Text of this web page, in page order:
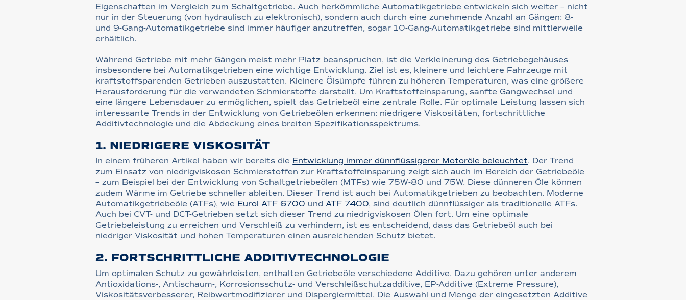
Eigenschaften im Vergleich zum Schaltgetriebe. Auch herkömmliche Automatikgetriebe entwickeln sich weiter – nicht
nur in der Steuerung (von hydraulisch zu elektronisch), sondern auch durch eine zunehmende Anzahl an Gängen: 8-
und 9-Gang-Automatikgetriebe sind immer häufiger anzutreffen, sogar 10-Gang-Automatikgetriebe sind mittlerweile
erhältlich.
Während Getriebe mit mehr Gängen meist mehr Platz beanspruchen, ist die Verkleinerung des Getriebegehäuses
insbesondere bei Automatikgetrieben eine wichtige Entwicklung. Ziel ist es, kleinere und leichtere Fahrzeuge mit
kraftstoffsparenden Getrieben auszustatten. Kleinere Ölsümpfe führen zu höheren Temperaturen, was eine größere
Herausforderung für die verwendeten Schmierstoffe darstellt. Um Kraftstoffeinsparung, sanfte Gangwechsel und
eine längere Lebensdauer zu ermöglichen, spielt das Getriebeöl eine zentrale Rolle. Für optimale Leistung lassen sich
interessante Trends in der Entwicklung von Getriebeölen erkennen: niedrigere Viskositäten, fortschrittliche
Additivtechnologie und die Abdeckung eines breiten Spezifikationsspektrums.
1. NIEDRIGERE VISKOSITÄT
In einem früheren Artikel haben wir bereits die Entwicklung immer dünnflüssigerer Motoröle beleuchtet. Der Trend
zum Einsatz von niedrigviskosen Schmierstoffen zur Kraftstoffeinsparung zeigt sich auch im Bereich der Getriebeöle
– zum Beispiel bei der Entwicklung von Schaltgetriebeölen (MTFs) wie 75W-80 und 75W. Diese dünneren Öle können
zudem Wärme im Getriebe schneller ableiten. Dieser Trend ist auch bei Automatikgetrieben zu beobachten. Moderne
Automatikgetriebeöle (ATFs), wie Eurol ATF 6700 undATF 7400, sind deutlich dünnflüssiger als traditionelle ATFs.
Auch bei CVT- und DCT-Getrieben setzt sich dieser Trend zu niedrigviskosen Ölen fort. Um eine optimale
Getriebeleistung zu erreichen und Verschleiß zu verhindern, ist es entscheidend, dass das Getriebeöl auch bei
niedriger Viskosität und hohen Temperaturen einen ausreichenden Schutz bietet.
2. FORTSCHRITTLICHE ADDITIVTECHNOLOGIE
Um optimalen Schutz zu gewährleisten, enthalten Getriebeöle verschiedene Additive. Dazu gehören unter anderem
Antioxidations-, Antischaum-, Korrosionsschutz- und Verschleißschutzadditive, EP-Additive (Extreme Pressure),
Viskositätsverbesserer, Reibwertmodifizierer und Dispergiermittel. Die Auswahl und Menge der eingesetzten Additive